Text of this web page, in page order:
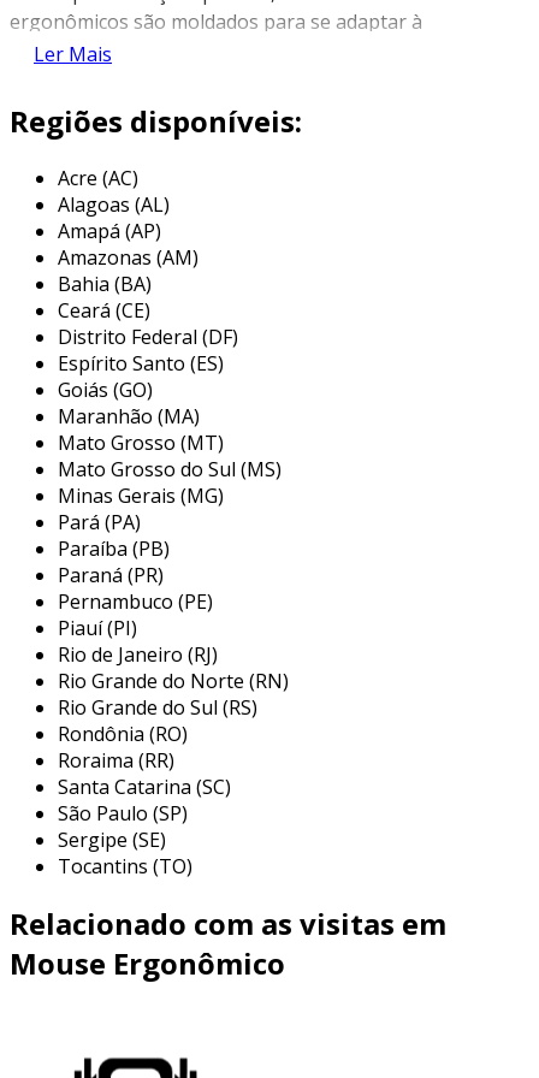
ergonômicos são moldados para se adaptar à
anatomia da mão, permitindo uma postura
a principal finalidade de um mouse ergonômico
das mãos e pulsos. isso é alcançado por meio
de um design que promove uma posição neutra
da mão, minimizando os movimentos
inadequados que podem resultar em lesões a
longo prazo, como a síndrome do túnel do
carpo.
principais características de um
mouse ergonômico
os mouses ergonômicos vêm em diferentes
formatos, tamanhos e funcionalidades,
dependendo das necessidades do usuário. as
características principais incluem:
design contemporâneo:
se encaixa na mão, com suporte para o
contorno natural dos dedos e da palma.
botões personalizáveis:mouses
ergonômicos frequentemente incluem
botões que podem ser programados para
desempenhar funções específicas,
aumentando a produtividade do usuário.
compatibilidade com palm rest:
modelos oferecem a opção de suporte
descanso adicional e conforto.
tecla de rolagem vertical:
essas características visam proporcionar um
Ler Mais
Regiões disponíveis:
Acre (AC)
Alagoas (AL)
Amapá (AP)
Amazonas (AM)
Bahia (BA)
Ceará (CE)
Distrito Federal (DF)
Espírito Santo (ES)
Goiás (GO)
Maranhão (MA)
Mato Grosso (MT)
Mato Grosso do Sul (MS)
Minas Gerais (MG)
Pará (PA)
Paraíba (PB)
Paraná (PR)
Pernambuco (PE)
Piauí (PI)
Rio de Janeiro (RJ)
Rio Grande do Norte (RN)
Rio Grande do Sul (RS)
Rondônia (RO)
Roraima (RR)
Santa Catarina (SC)
São Paulo (SP)
Sergipe (SE)
Tocantins (TO)
Relacionado com as visitas em
Mouse Ergonômico